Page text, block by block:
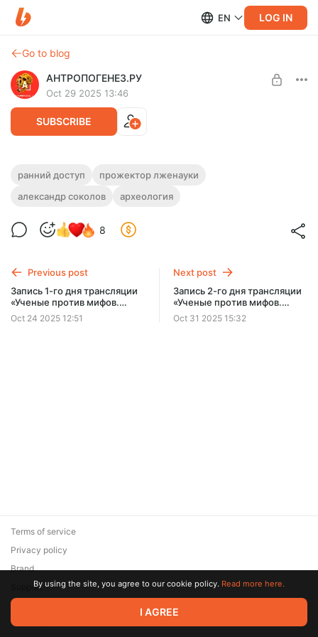
EN LOG IN
Go to blog
АНТРОПОГЕНЕЗ.РУ
Oct 29 2025 13:46
SUBSCRIBE
Соколов смотрит ПротоЦивилизацию
про Асуанский обелиск. Часть-2 |
Откуда на огромном обелиске взялись следы от совковой
Level required:
ранний доступ
прожектор лженауки
александр соколов
археология
8
Previous post
Запись 1-го дня трансляции
«Ученые против мифов.
За миллион лет до конца
фильма». День
Oct 24 2025 12:51
Next post
Запись 2-го дня трансляции
«Ученые против мифов.
За миллион лет до конца
фильма». День киномифов,
Oct 31 2025 15:32
© 2026 Zaya Solutions Limited. All rights reserved. All trademarks
are the property of their respective owners.
Terms of service
Privacy policy
Brand
SupportBy using the site, you agree to our cookie policy. Read more here.
I AGREE